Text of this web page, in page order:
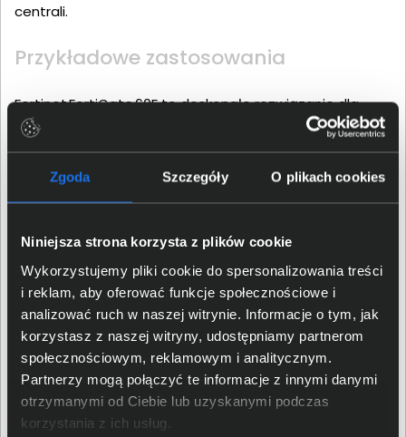
Zgoda Szczegóły O plikach cookies
Niniejsza strona korzysta z plików cookie
Wykorzystujemy pliki cookie do spersonalizowania treści
i reklam, aby oferować funkcje społecznościowe i
analizować ruch w naszej witrynie. Informacje o tym, jak
korzystasz z naszej witryny, udostępniamy partnerom
społecznościowym, reklamowym i analitycznym.
Partnerzy mogą połączyć te informacje z innymi danymi
otrzymanymi od Ciebie lub uzyskanymi podczas
korzystania z ich usług.
centrali.
Przykładowe zastosowania
Fortinet FortiGate 60F to doskonałe rozwiązanie dla
małych lub średnich firm, które potrzebują skuteczną
ochronę przed ransomware i atakami zero‑day.
Urządzenie filtruje pocztę, współdzieli łącze WAN i
kieruje ruch VoIP z priorytetem QoS, co zapewnia płynne
W biurze projektowym zapora obsłuży pracę biurową,
repozytoria Git i kopie zapasowe. IPS blokuje
skanowanie portów, a filtrowanie treści usuwa malware
z pobieranych bibliotek. Dział handlowy może
bezpiecznie korzystać z chmury dzięki analizie SSL i
kontroli aplikacji. FortiGate 60F jest także idealny dla
sklepów z rozproszoną siecią kas, ponieważ
segmentuje terminale płatnicze i utrzymuje zgodność
z PCI‑DSS.